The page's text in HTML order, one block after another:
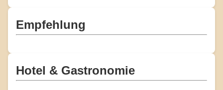
Empfehlung
Hotel & Gastronomie